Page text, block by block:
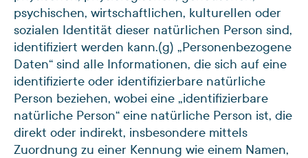
psychischen, wirtschaftlichen, kulturellen oder
sozialen Identität dieser natürlichen Person sind,
identifiziert werden kann.(g) „Personenbezogene
Daten“ sind alle Informationen, die sich auf eine
identifizierte oder identifizierbare natürliche
Person beziehen, wobei eine „identifizierbare
natürliche Person“ eine natürliche Person ist, die
direkt oder indirekt, insbesondere mittels
Zuordnung zu einer Kennung wie einem Namen,